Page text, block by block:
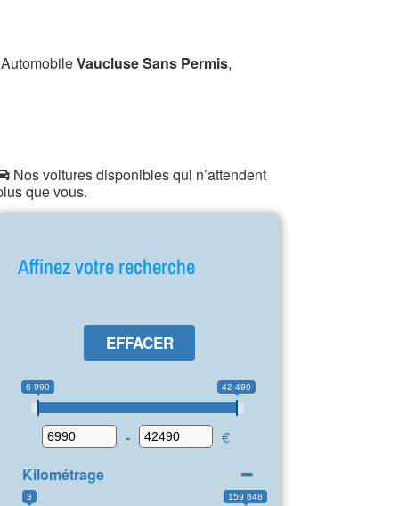
Vaucluse Sans Permis,
Nos voitures disponibles qui n’attendent
que vous.
Affinez votre recherche
EFFACER
6 990 42 490
-
€
Kilométrage
3 159 848